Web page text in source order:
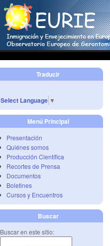
Traducir
Select Language ▼
Menú Principal
Presentación
Quiénes somos
Producción Científica
Recortes de Prensa
Documentos
Boletines
Cursos y Encuentros
Buscar
Buscar en este sitio: